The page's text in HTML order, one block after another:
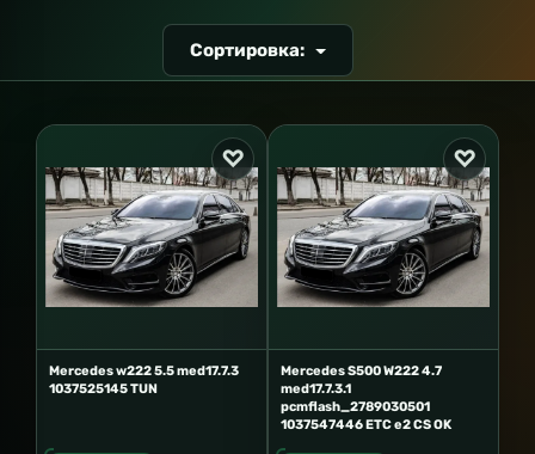
Сортировка:
Mercedes w222 5.5 med17.7.3
1037525145 TUN
Mercedes S500 W222 4.7
med17.7.3.1
pcmflash_2789030501
1037547446 ETC e2 CS OK